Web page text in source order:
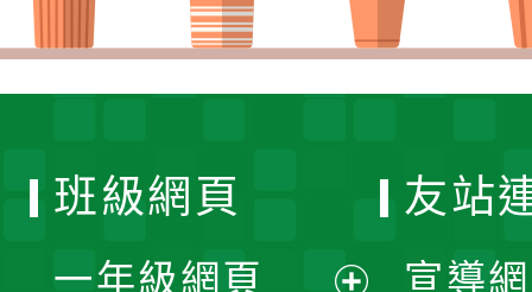
班級網頁
一年級網頁
友站
宣導